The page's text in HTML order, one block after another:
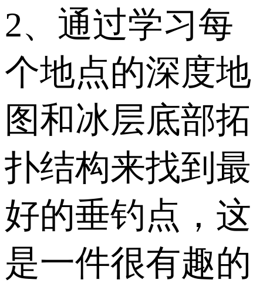
2、通过学习每
个地点的深度地
图和冰层底部拓
扑结构来找到最
好的垂钓点，这
是一件很有趣的